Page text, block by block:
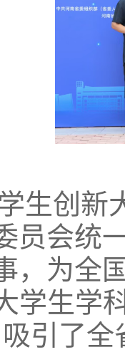
生创新
员会统
，为全
学生学
引了